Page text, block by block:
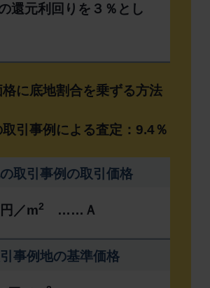
還元利回りを３％とし
格に底地割合を乗ずる方法
取引事例による査定：9.4％
取引事例の取引価格
／m2 ……Ａ
事例地の基準価格